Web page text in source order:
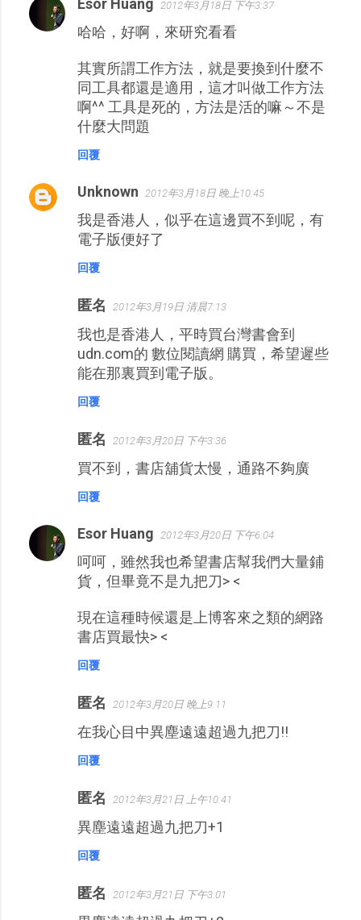
Esor Huang 2012年3月18日 下午3:37
哈哈，好啊，來研究看看
其實所謂工作方法，就是要換到什麼不
同工具都還是適用，這才叫做工作方法
啊^^ 工具是死的，方法是活的嘛～不是
什麼大問題
回覆
Unknown 2012年3月18日 晚上10:45
我是香港人，似乎在這邊買不到呢，有
電子版便好了
回覆
匿名 2012年3月19日 清晨7:13
我也是香港人，平時買台灣書會到
udn.com的 數位閱讀網 購買，希望遲些
能在那裏買到電子版。
回覆
匿名 2012年3月20日 下午3:36
買不到，書店舖貨太慢，通路不夠廣
回覆
Esor Huang 2012年3月20日 下午6:04
呵呵，雖然我也希望書店幫我們大量鋪
貨，但畢竟不是九把刀> <
現在這種時候還是上博客來之類的網路
書店買最快> <
回覆
匿名 2012年3月20日 晚上9:11
在我心目中異塵遠遠超過九把刀!!
回覆
匿名 2012年3月21日 上午10:41
異塵遠遠超過九把刀+1
回覆
匿名 2012年3月21日 下午3:01